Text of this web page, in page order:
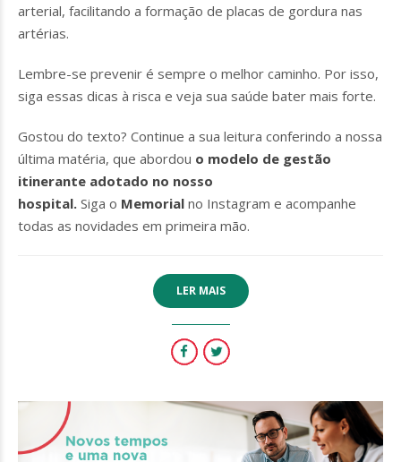
arterial, facilitando a formação de placas de gordura nas
artérias.
Lembre-se prevenir é sempre o melhor caminho. Por isso,
siga essas dicas à risca e veja sua saúde bater mais forte.
Gostou do texto? Continue a sua leitura conferindo a nossa
última matéria, que abordou o modelo de gestão
itinerante adotado no nosso
hospital. Siga o Memorial no Instagram e acompanhe
todas as novidades em primeira mão.
LER MAIS